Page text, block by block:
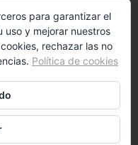
Potiexpo 2020
para garantizar el
uso y mejorar nuestros
rechazar las no
Política de cookies